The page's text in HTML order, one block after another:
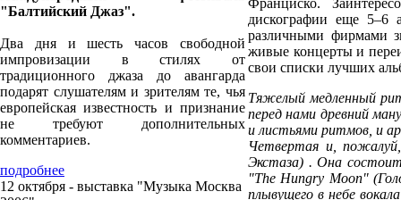
"Балтийский Джаз".
Два дня и шесть часов свободной
импровизации в стилях от
традиционного джаза до авангарда
подарят слушателям и зрителям те, чья
европейская известность и признание
не требуют дополнительных
комментариев.
подробнее
12 октября - выставка "Музыка Москва
Франциско.
дискографии еще 5–6
различными фирмами
живые концерты и
свои списки лучших
Тяжелый медленный
перед нами древний
и листьями ритмов, и
Четвертая и,
Экстаза) . Она
"The Hungry Moon"
плывущего в небе